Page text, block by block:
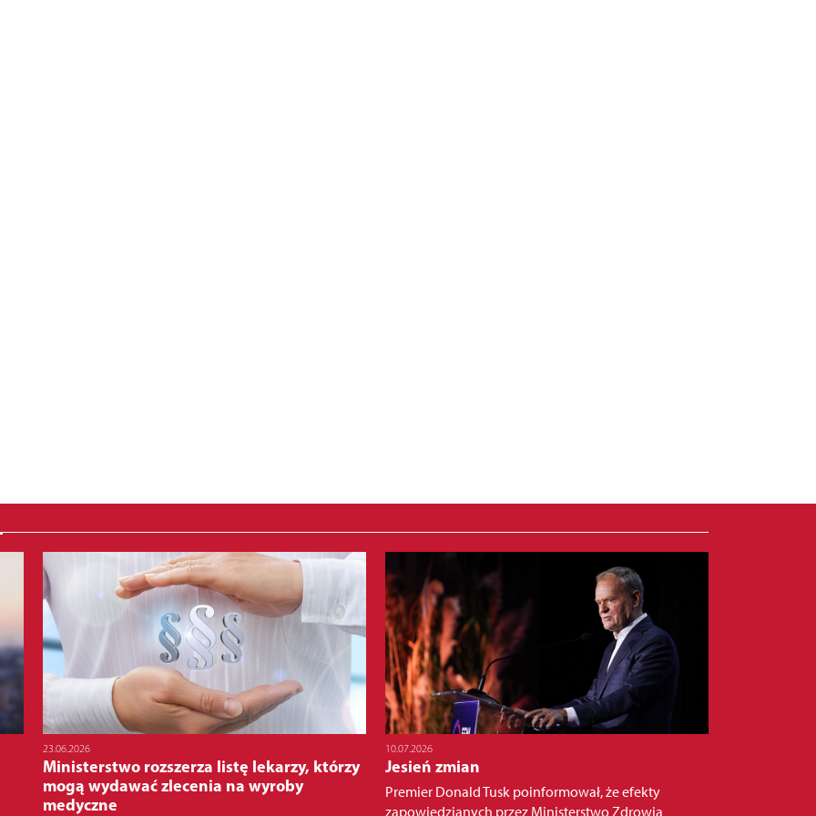
23.06.2026
Ministerstwo rozszerza listę lekarzy, którzy
mogą wydawać zlecenia na wyroby
medyczne
10.07.2026
Jesień zmian
Premier Donald Tusk poinformował, że efekty
zapowiedzianych przez Ministerstwo Zdrowia